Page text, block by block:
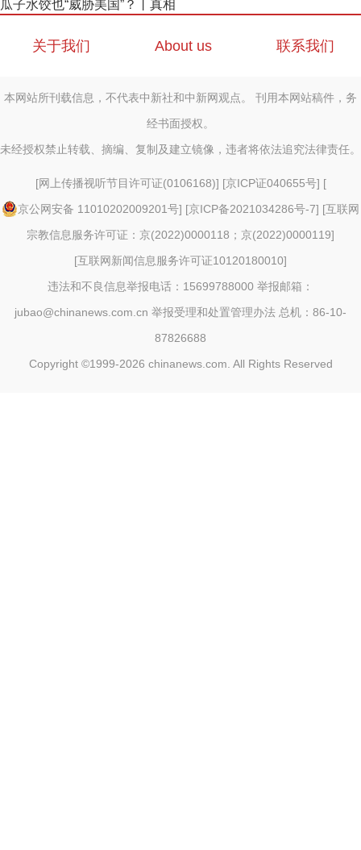
瓜子水饺也“威胁美国”？丨真相
关于我们 About us 联系我们
本网站所刊载信息，不代表中新社和中新网观点。 刊用本网站稿件，务
经书面授权。
未经授权禁止转载、摘编、复制及建立镜像，违者将依法追究法律责任。
[网上传播视听节目许可证(0106168)] [京ICP证040655号] [
京公网安备 11010202009201号] [京ICP备2021034286号-7] [互联网
宗教信息服务许可证：京(2022)0000118；京(2022)0000119]
[互联网新闻信息服务许可证10120180010]
违法和不良信息举报电话：15699788000 举报邮箱：
jubao@chinanews.com.cn 举报受理和处置管理办法 总机：86-10-
87826688
Copyright ©1999-2026 chinanews.com. All Rights Reserved